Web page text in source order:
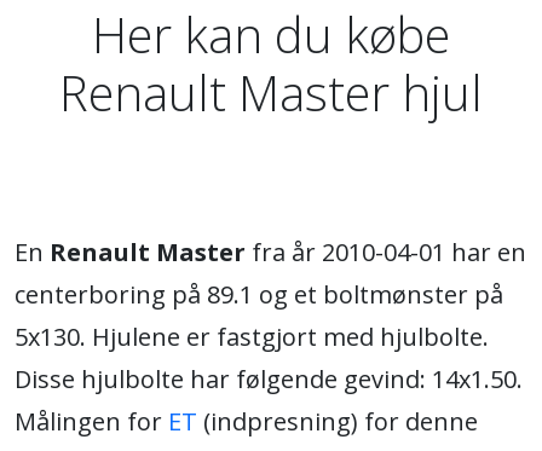
Her kan du købe
Renault Master hjul
En Renault Master fra år 2010-04-01 har en
centerboring på 89.1 og et boltmønster på
5x130. Hjulene er fastgjort med hjulbolte.
Disse hjulbolte har følgende gevind: 14x1.50.
Målingen for ET (indpresning) for denne